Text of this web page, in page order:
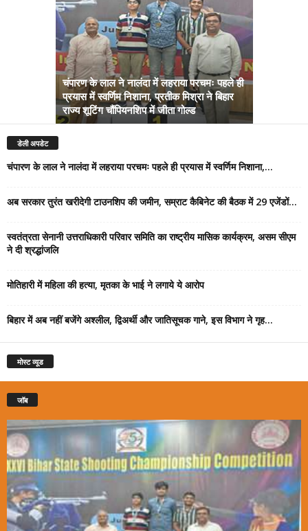
चंपारण के लाल ने नालंदा में लहराया परचमः पहले ही
प्रयास में स्वर्णिम निशाना, प्रतीक मिश्रा ने बिहार
राज्य शूटिंग चौंपियनशिप में जीता गोल्ड
डेली अपडेट
चंपारण के लाल ने नालंदा में लहराया परचमः पहले ही प्रयास में स्वर्णिम निशाना,...
अब सरकार तुरंत खरीदेगी टाउनशिप की जमीन, सम्राट कैबिनेट की बैठक में 29 एजेंडों...
स्वतंत्रता सेनानी उत्तराधिकारी परिवार समिति का राष्ट्रीय मासिक कार्यक्रम, असम सीएम
ने दी श्रद्धांजलि
मोतिहारी में महिला की हत्या, मृतका के भाई ने लगाये ये आरोप
बिहार में अब नहीं बजेंगे अश्लील, द्विअर्थी और जातिसूचक गाने, इस विभाग ने गृह...
मोस्ट व्यूड
जॉब